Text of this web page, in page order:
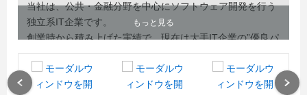
当社は、公共・金融分野を中心にソフトウェア開発を行う
独立系IT企業です。
創業時から積み上げた実績で、現在は大手IT企業の”優良パ
ートナー企業”として業務を任せていただいています！
○当社の特徴○
もっと見る